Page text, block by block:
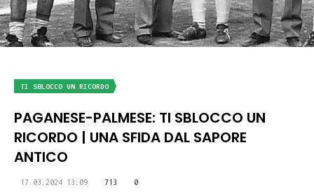
TI SBLOCCO UN RICORDO
PAGANESE-PALMESE: TI SBLOCCO UN
RICORDO | UNA SFIDA DAL SAPORE
ANTICO
17.03.2024 13:09 713 0